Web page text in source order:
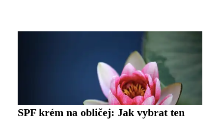
SPF krém na obličej: Jak vybrat ten